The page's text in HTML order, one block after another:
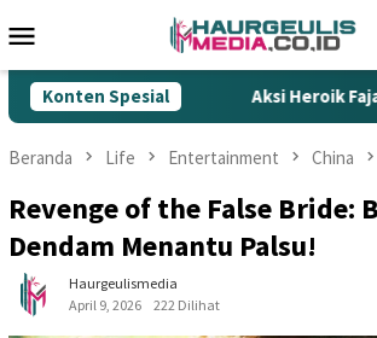
ke
Mobile
Konten Spesial
Ilegal Aksi Heroik Fajar
Beranda Life Entertainment China
Revenge of the False Bride:
Dendam Menantu Palsu!
Haurgeulismedia
April 9, 2026
222 Dilihat